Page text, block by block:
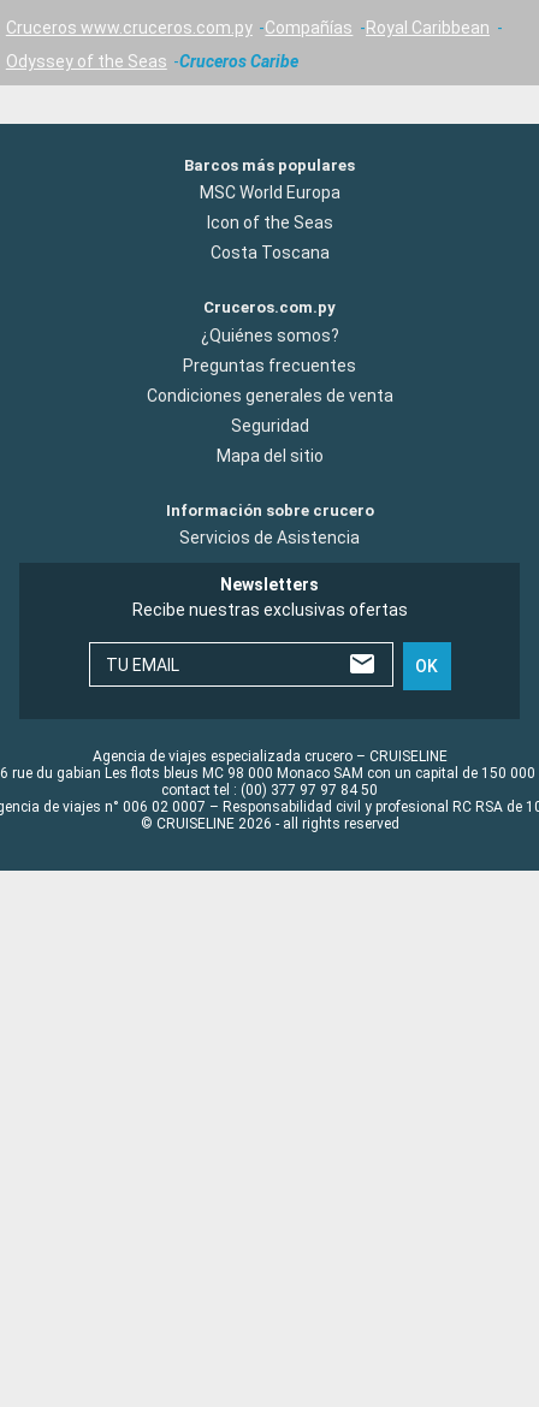
Cruceros www.cruceros.com.py Compañías
Royal Caribbean
Odyssey of the Seas
Cruceros Caribe
Barcos más populares
MSC World Europa
Icon of the Seas
Costa Toscana
Cruceros.com.py
¿Quiénes somos?
Preguntas frecuentes
Condiciones generales de venta
Seguridad
Mapa del sitio
Información sobre crucero
Servicios de Asistencia
Newsletters
Recibe nuestras exclusivas ofertas
TU EMAIL OK
Agencia de viajes especializada crucero – CRUISELINE
rue du gabian Les flots bleus MC 98 000 Monaco SAM con un capital de 150 000
contact tel : (00) 377 97 97 84 50
de viajes n° 006 02 0007 – Responsabilidad civil y profesional RC RSA de
© CRUISELINE 2026 - all rights reserved